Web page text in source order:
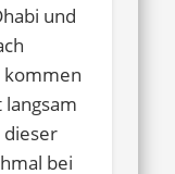
und
kommen
langsam
dieser
bei